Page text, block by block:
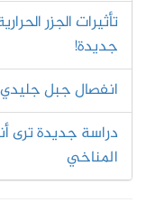
تأثيرات الجزر
جديدة!
انفصال جبل جليدي
دراسة جديدة ترى
المناخي